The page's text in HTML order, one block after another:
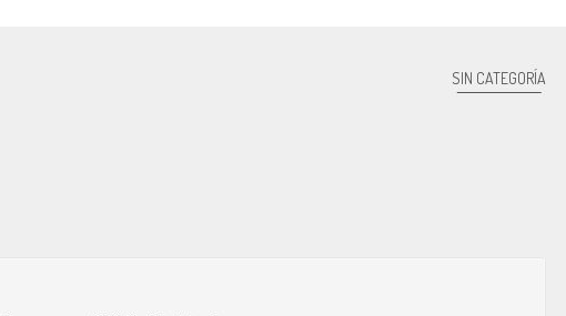
SIN CATEGORÍA